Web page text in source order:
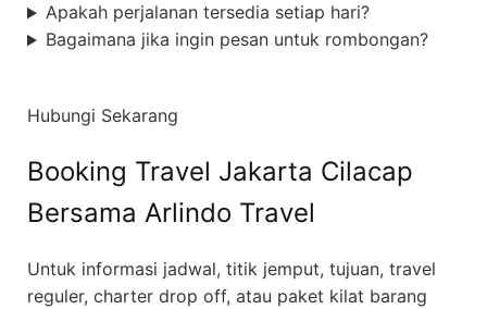
Apakah perjalanan tersedia setiap hari?
Bagaimana jika ingin pesan untuk rombongan?
Hubungi Sekarang
Booking Travel Jakarta Cilacap
Bersama Arlindo Travel
Untuk informasi jadwal, titik jemput, tujuan, travel
reguler, charter drop off, atau paket kilat barang